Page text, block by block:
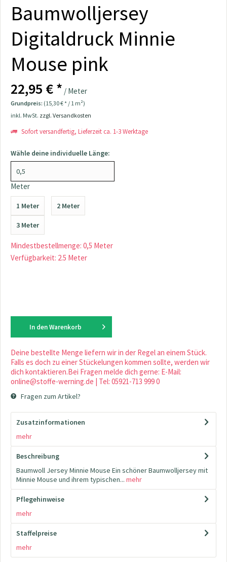
Baumwolljersey
Digitaldruck Minnie
Mouse pink
22,95 € * / Meter
Grundpreis: (15,30 € * / 1 m²)
inkl. MwSt. zzgl. Versandkosten
Sofort versandfertig, Lieferzeit ca. 1-3 Werktage
Wähle deine individuelle Länge:
Meter
1 Meter 2 Meter
3 Meter
Mindestbestellmenge: 0,5 Meter
Verfügbarkeit: 2.5 Meter
In den Warenkorb
Deine bestellte Menge liefern wir in der Regel an einem Stück.
Falls es doch zu einer Stückelungen kommen sollte, werden wir
dich kontaktieren.Bei Fragen melde dich gerne: E-Mail:
online@stoffe-werning.de | Tel: 05921-713 999 0
Fragen zum Artikel?
Zusatzinformationen
mehr
Beschreibung
Baumwoll Jersey Minnie Mouse Ein schöner Baumwolljersey mit
Minnie Mouse und ihrem typischen... mehr
Pflegehinweise
mehr
Staffelpreise
mehr